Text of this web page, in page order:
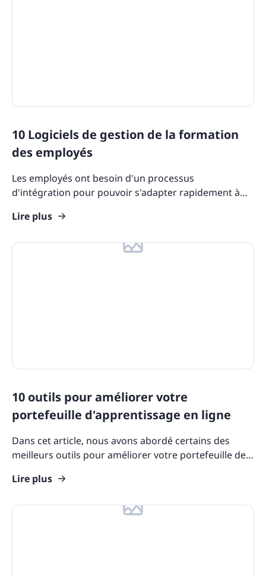
10 Logiciels de gestion de la formation
des employés
Les employés ont besoin d'un processus
d'intégration pour pouvoir s'adapter rapidement à
ont souvent
Lire plus
10 outils pour améliorer votre
portefeuille d'apprentissage en ligne
Dans cet article, nous avons abordé certains des
meilleurs outils pour améliorer votre portefeuille de
Lire plus